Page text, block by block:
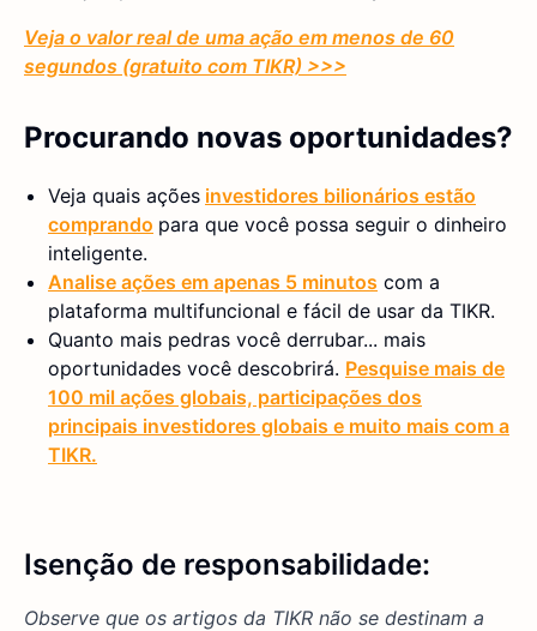
Veja o valor real de uma ação em menos de 60
segundos (gratuito com TIKR) >>>
Procurando novas oportunidades?
Veja quais ações investidores bilionários estão
comprando para que você possa seguir o dinheiro
inteligente.
Analise ações em apenas 5 minutos com a
plataforma multifuncional e fácil de usar da TIKR.
Quanto mais pedras você derrubar... mais
oportunidades você descobrirá. Pesquise mais de
100 mil ações globais, participações dos
principais investidores globais e muito mais com a
TIKR.
Isenção de responsabilidade:
Observe que os artigos da TIKR não se destinam a